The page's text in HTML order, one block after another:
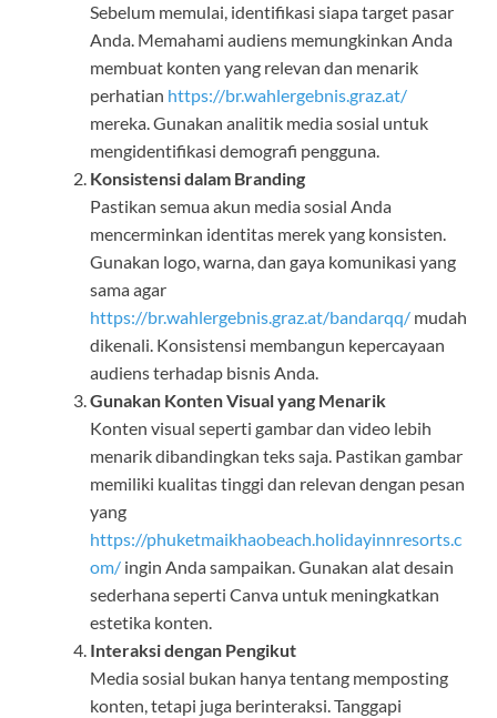
Sebelum memulai, identifikasi siapa target pasar
Anda. Memahami audiens memungkinkan Anda
membuat konten yang relevan dan menarik
perhatian https://br.wahlergebnis.graz.at/
mereka. Gunakan analitik media sosial untuk
mengidentifikasi demografi pengguna.
Konsistensi dalam Branding
Pastikan semua akun media sosial Anda
mencerminkan identitas merek yang konsisten.
Gunakan logo, warna, dan gaya komunikasi yang
sama agar
https://br.wahlergebnis.graz.at/bandarqq/ mudah
dikenali. Konsistensi membangun kepercayaan
audiens terhadap bisnis Anda.
Gunakan Konten Visual yang Menarik
Konten visual seperti gambar dan video lebih
menarik dibandingkan teks saja. Pastikan gambar
memiliki kualitas tinggi dan relevan dengan pesan
yang
https://phuketmaikhaobeach.holidayinnresorts.c
om/ ingin Anda sampaikan. Gunakan alat desain
sederhana seperti Canva untuk meningkatkan
estetika konten.
Interaksi dengan Pengikut
Media sosial bukan hanya tentang memposting
konten, tetapi juga berinteraksi. Tanggapi